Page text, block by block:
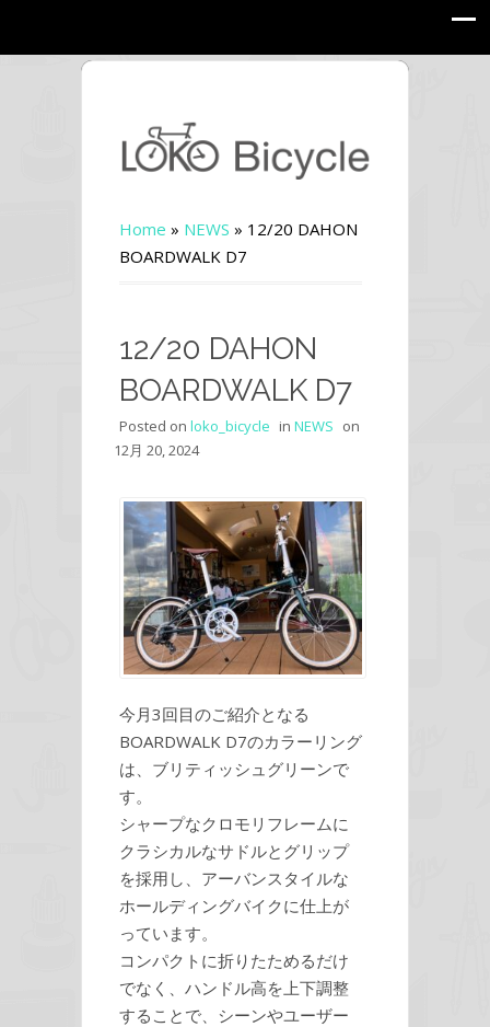
Home » NEWS » 12/20 DAHON
BOARDWALK D7
12/20 DAHON
BOARDWALK D7
Posted on loko_bicycle in NEWS on
12月 20, 2024
今月3回目のご紹介となる
BOARDWALK D7のカラーリング
は、ブリティッシュグリーンで
す。
シャープなクロモリフレームに
クラシカルなサドルとグリップ
を採用し、アーバンスタイルな
ホールディングバイクに仕上が
っています。
コンパクトに折りたためるだけ
でなく、ハンドル高を上下調整
することで、シーンやユーザー